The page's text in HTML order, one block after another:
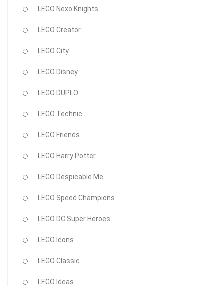
LEGO Nexo Knights
LEGO Creator
LEGO City
LEGO Disney
LEGO DUPLO
LEGO Technic
LEGO Friends
LEGO Harry Potter
LEGO Despicable Me
LEGO Speed Champions
LEGO DC Super Heroes
LEGO Icons
LEGO Classic
LEGO Ideas